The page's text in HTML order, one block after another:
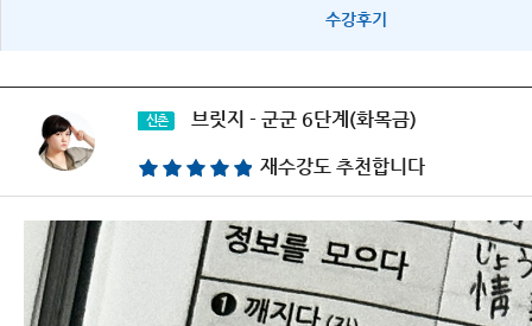
수강후기
신촌 브릿지 - 군군 6단계(화목금)
재수강도 추천합니다